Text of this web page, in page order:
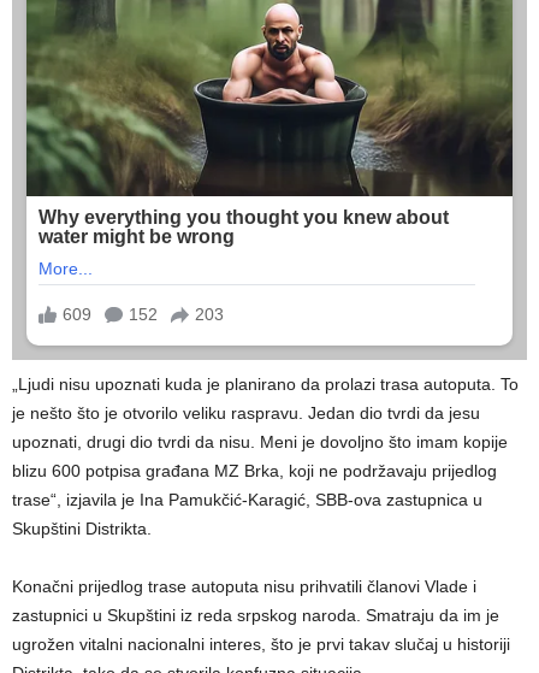
„Ljudi nisu upoznati kuda je planirano da prolazi trasa autoputa. To
je nešto što je otvorilo veliku raspravu. Jedan dio tvrdi da jesu
upoznati, drugi dio tvrdi da nisu. Meni je dovoljno što imam kopije
blizu 600 potpisa građana MZ Brka, koji ne podržavaju prijedlog
trase“, izjavila je Ina Pamukčić-Karagić, SBB-ova zastupnica u
Skupštini Distrikta.
Konačni prijedlog trase autoputa nisu prihvatili članovi Vlade i
zastupnici u Skupštini iz reda srpskog naroda. Smatraju da im je
ugrožen vitalni nacionalni interes, što je prvi takav slučaj u historiji